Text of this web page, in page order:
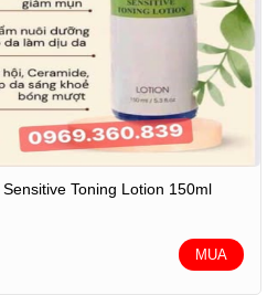
Toning Lotion 150ml
MUA